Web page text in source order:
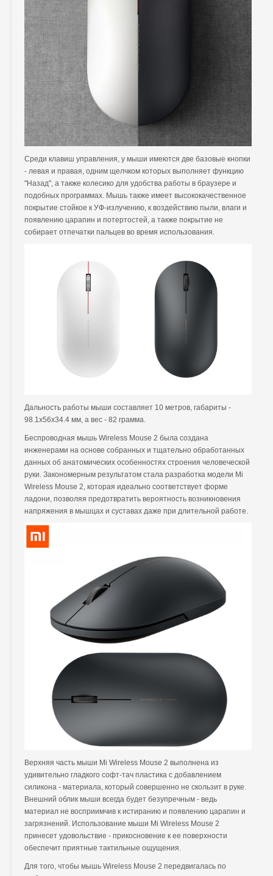
Среди клавиш управления, у мыши имеются две базовые кнопки
- левая и правая, одним щелчком которых выполняет функцию
"Назад", а также колесико для удобства работы в браузере и
подобных программах. Мышь также имеет высококачественное
покрытие стойкое к УФ-излучению, к воздействию пыли, влаги и
появлению царапин и потертостей, а также покрытие не
собирает отпечатки пальцев во время использования.
Дальность работы мыши составляет 10 метров, габариты -
98.1x56x34.4 мм, а вес - 82 грамма.
Беспроводная мышь Wireless Mouse 2 была создана
инженерами на основе собранных и тщательно обработанных
данных об анатомических особенностях строения человеческой
руки. Закономерным результатом стала разработка модели Mi
Wireless Mouse 2, которая идеально соответствует форме
ладони, позволяя предотвратить вероятность возникновения
напряжения в мышцах и суставах даже при длительной работе.
Верхняя часть мыши Mi Wireless Mouse 2 выполнена из
удивительно гладкого софт-тач пластика с добавлением
силикона - материала, который совершенно не скользит в руке.
Внешний облик мыши всегда будет безупречным - ведь
материал не восприимчив к истиранию и появлению царапин и
загрязнений. Использование мыши Mi Wireless Mouse 2
принесет удовольствие - прикосновение к ее поверхности
обеспечит приятные тактильные ощущения.
Для того, чтобы мышь Wireless Mouse 2 передвигалась по